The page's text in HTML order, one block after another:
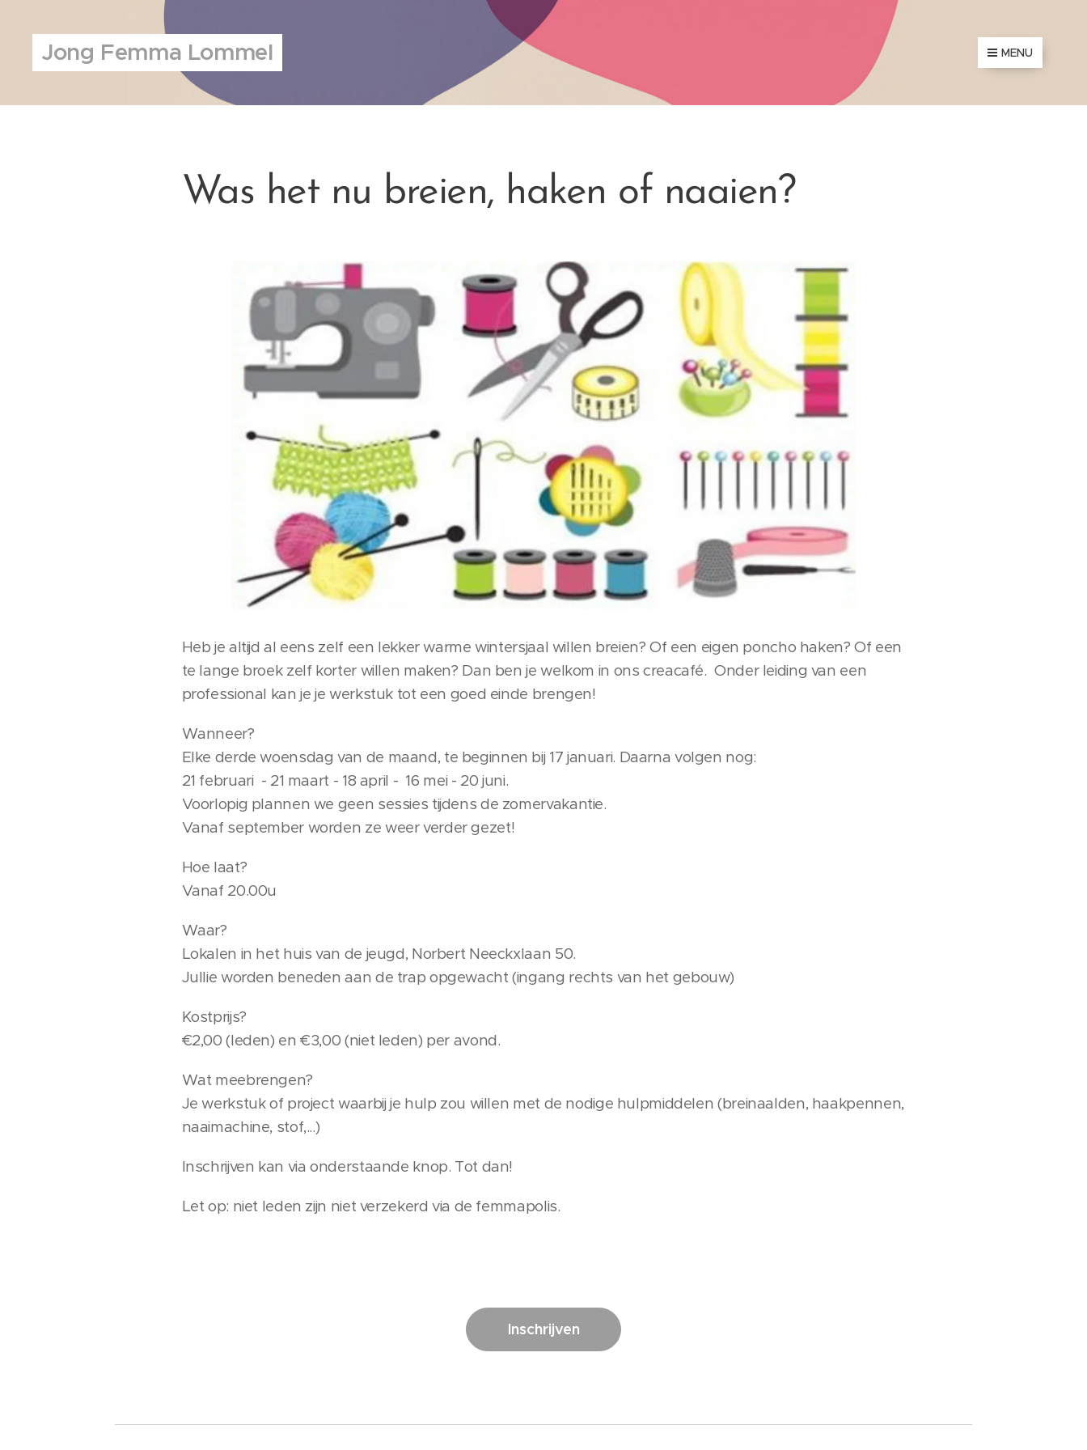
Jong Femma Lommel MENU
Was het nu breien, haken of naaien?
Heb je altijd al eens zelf een lekker warme wintersjaal willen breien? Of een eigen poncho haken? Of een
te lange broek zelf korter willen maken? Dan ben je welkom in ons creacafé. Onder leiding van een
professional kan je je werkstuk tot een goed einde brengen!
Wanneer?
Elke derde woensdag van de maand, te beginnen bij 17 januari. Daarna volgen nog:
21 februari - 21 maart - 18 april - 16 mei - 20 juni.
Voorlopig plannen we geen sessies tijdens de zomervakantie.
Vanaf september worden ze weer verder gezet!
Hoe laat?
Vanaf 20.00u
Waar?
Lokalen in het huis van de jeugd, Norbert Neeckxlaan 50.
Jullie worden beneden aan de trap opgewacht (ingang rechts van het gebouw)
Kostprijs?
€2,00 (leden) en €3,00 (niet leden) per avond.
Wat meebrengen?
Je werkstuk of project waarbij je hulp zou willen met de nodige hulpmiddelen (breinaalden, haakpennen,
naaimachine, stof,...)
Inschrijven kan via onderstaande knop. Tot dan!
Let op: niet leden zijn niet verzekerd via de femmapolis.
Inschrijven